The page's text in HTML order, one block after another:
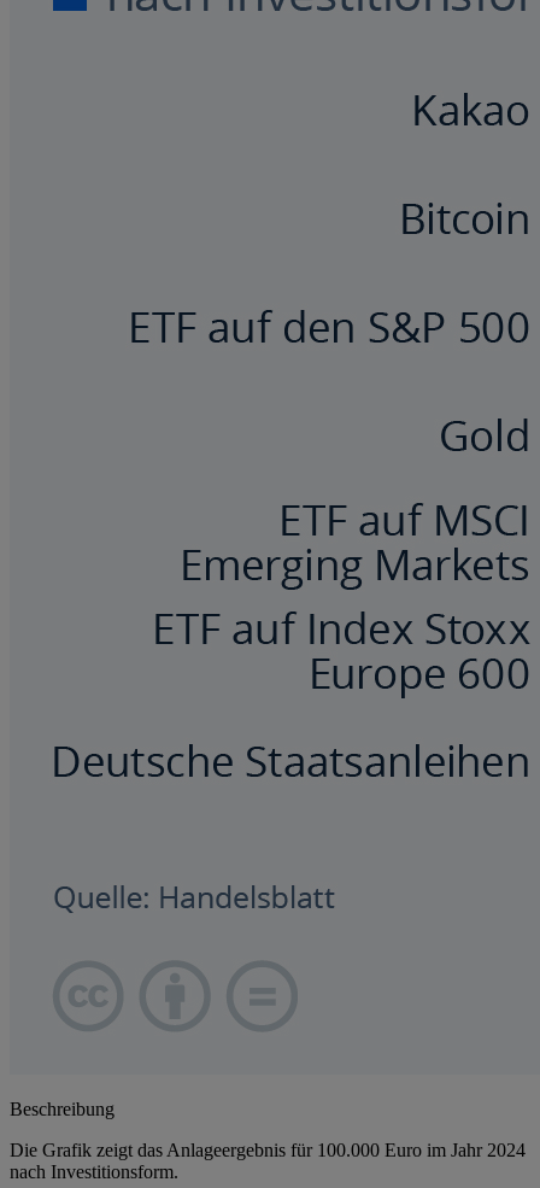
Beschreibung
Die Grafik zeigt das Anlageergebnis für 100.000 Euro im Jahr 2024
nach Investitionsform.